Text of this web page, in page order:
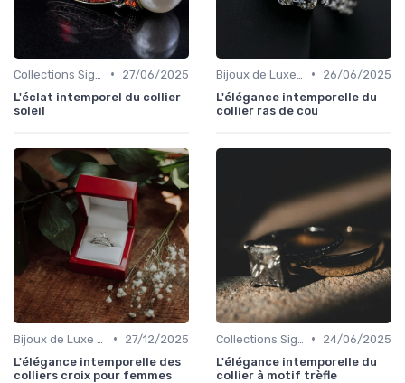
•
27/06/2025
L'éclat intemporel du collier
soleil
•
26/06/2025
L'élégance intemporelle du
collier ras de cou
•
27/12/2025
L'élégance intemporelle des
colliers croix pour femmes
•
24/06/2025
L'élégance intemporelle du
collier à motif trèfle